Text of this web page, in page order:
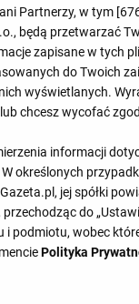
55' 59'
Partnerzy, w tym [
będą przetwarzać
zapisane w tych
do Twoich
wyświetlanych.
chcesz wycofać
informacji
określonych
jej spółki
do
podmiotu, wobec
Polityka